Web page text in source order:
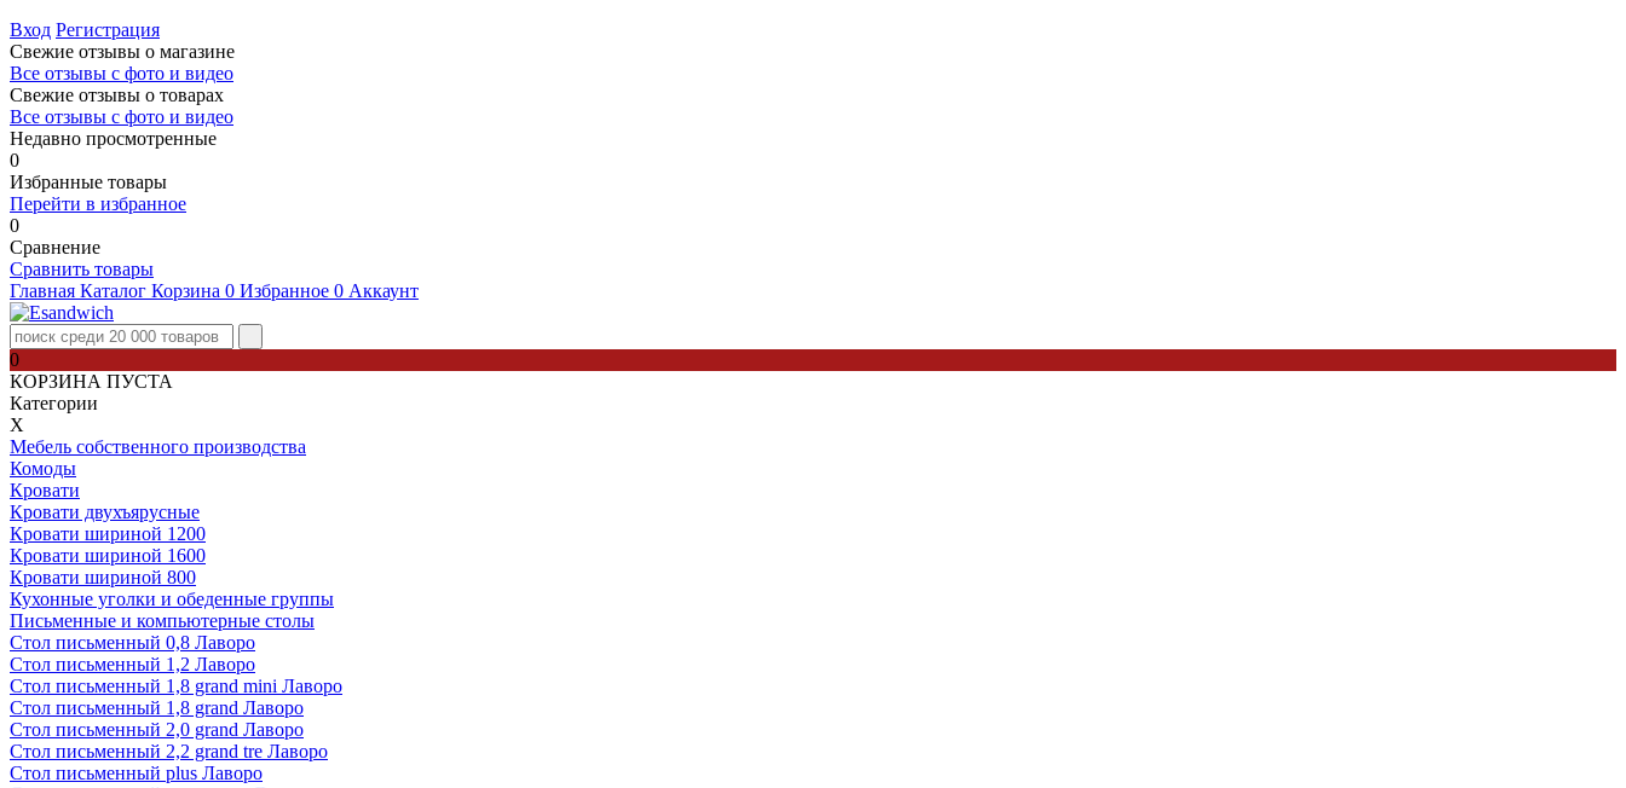
Вход Регистрация
Свежие отзывы о магазине
Все отзывы с фото и видео
Свежие отзывы о товарах
Все отзывы c фото и видео
Недавно просмотренные
0
Избранные товары
Перейти в избранное
0
Сравнение
Сравнить товары
Главная Каталог Корзина 0 Избранное 0 Аккаунт
0
КОРЗИНА ПУСТА
Категории
Х
Мебель собственного производства
Комоды
Кровати
Кровати двухъярусные
Кровати шириной 1200
Кровати шириной 1600
Кровати шириной 800
Кухонные уголки и обеденные группы
Письменные и компьютерные столы
Стол письменный 0,8 Лаворо
Стол письменный 1,2 Лаворо
Стол письменный 1,8 grand mini Лаворо
Стол письменный 1,8 grand Лаворо
Стол письменный 2,0 grand Лаворо
Стол письменный 2,2 grand tre Лаворо
Стол письменный plus Лаворо